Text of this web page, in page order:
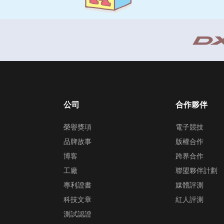
公司
榮譽獎項
品牌故事
博客
工廠
專利證書
科技文章
測試認證
合作夥伴
電子競技
版權合作
跨界合作
聯盟夥伴計劃
媒體評測
紅人評測